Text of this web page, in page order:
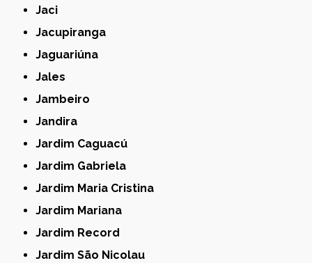
Jaci
Jacupiranga
Jaguariúna
Jales
Jambeiro
Jandira
Jardim Caguacú
Jardim Gabriela
Jardim Maria Cristina
Jardim Mariana
Jardim Record
Jardim São Nicolau